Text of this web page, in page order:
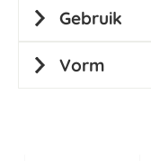
Gebruik
Vorm